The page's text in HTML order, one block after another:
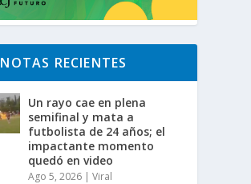
NOTAS RECIENTES
Un rayo cae en plena
semifinal y mata a
futbolista de 24 años; el
impactante momento
quedó en video
Ago 5, 2026 |Viral